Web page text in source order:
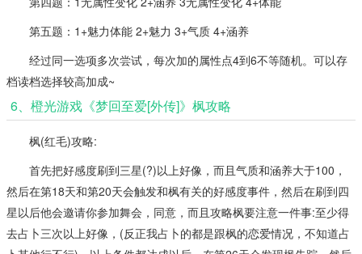
第五题：1+魅力体能 2+魅力 3+气质 4+涵养
经过同一选项多次尝试，每次加的属性点4到6不等随机。可以存
档读档选择较高加成~
6、橙光游戏《梦回至爱[外传]》枫攻略
枫(红毛)攻略:
首先把好感度刷到三星(?)以上好像，而且气质和涵养大于100，
然后在第18天和第20天会触发和枫有关的好感度事件，然后在刷到四
星以后他会邀请你参加舞会，同意，而且攻略枫要注意一件事:至少得
去占卜三次以上好像，(反正我占卜的都是跟枫的恋爱情况，不知道占